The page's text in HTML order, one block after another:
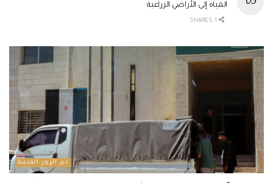
المياه إلى الأراضي الزراعية
دير الزور المدينة